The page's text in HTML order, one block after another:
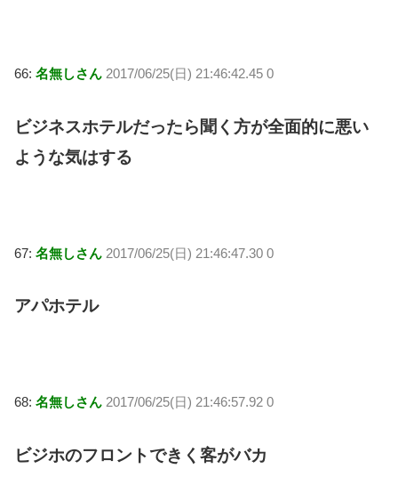
66: 名無しさん 2017/06/25(日) 21:46:42.45 0
ビジネスホテルだったら聞く方が全面的に悪い
ような気はする
67: 名無しさん 2017/06/25(日) 21:46:47.30 0
アパホテル
68: 名無しさん 2017/06/25(日) 21:46:57.92 0
ビジホのフロントできく客がバカ